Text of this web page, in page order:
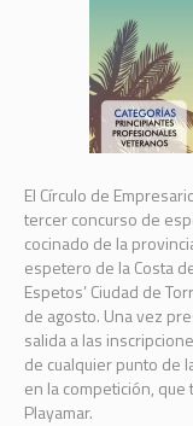
El Círculo de
tercer concurso de
cocinado de la
espetero de la Costa
Espetos’ Ciudad de
de agosto. Una vez
salida a las
de cualquier punto de
en la competición,
Playamar.